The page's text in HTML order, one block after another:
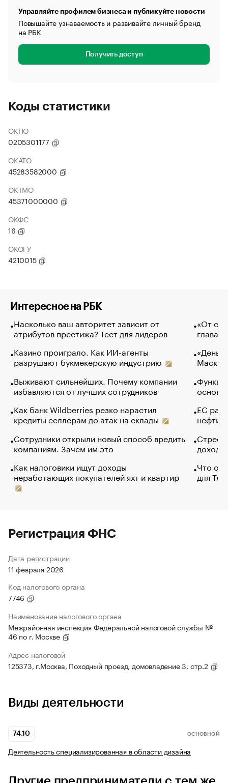
Управляйте профилем бизнеса и публикуйте новости
Повышайте узнаваемость и развивайте личный бренд
на РБК
Получить доступ
Коды статистики
ОКПО
0205301177
ОКАТО
45283582000
ОКТМО
45371000000
ОКФС
16
ОКОГУ
4210015
Интересное на РБК
Насколько ваш авторитет зависит от
атрибутов престижа? Тест для лидеров
Казино проиграло. Как ИИ-агенты
разрушают букмекерскую индустрию
Выживают сильнейших. Почему компании
избавляются от лучших сотрудников
Как банк Wildberries резко нарастил
кредиты селлерам до атак на склады
Сотрудники открыли новый способ вредить
компаниям. Зачем им это
Как налоговики ищут доходы
неработающих покупателей яхт и квартир
«От
глава
Маск в
основ
ЕС
нефти
Что
для
Регистрация ФНС
Дата регистрации
11 февраля 2026
Код налогового органа
7746
Наименование налогового органа
Межрайонная инспекция Федеральной налоговой службы №
46 по г. Москве
Адрес налоговой
125373, г.Москва, Походный проезд, домовладение 3, стр.2
Виды деятельности
74.10 ОСНОВНОЙ
Деятельность специализированная в области дизайна